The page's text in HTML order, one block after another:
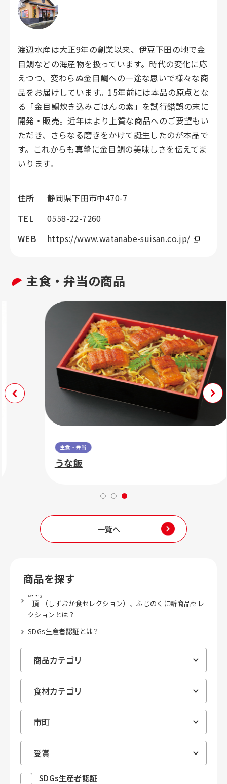
渡辺水産は大正9年の創業以来、伊豆下田の地で金
目鯛などの海産物を扱っています。時代の変化に応
えつつ、変わらぬ金目鯛への一途な思いで様々な商
品をお届けしています。15年前には本品の原点とな
る「金目鯛炊き込みごはんの素」を試行錯誤の末に
開発・販売。近年はより上質な商品へのご要望もい
ただき、さらなる磨きをかけて誕生したのが本品で
す。これからも真摯に金目鯛の美味しさを伝えてま
いります。
住所
静岡県下田市中470-7
TEL
‭0558-22-7260
WEB
https://www.watanabe-suisan.co.jp/
主食・弁当の商品
主食・弁当
うな飯
一覧へ
商品を探す
頂
いただき
（しずおか食セレクション）、ふじのくに新商品セレ
クションとは？
SDGs生産者認証とは？
SDGs生産者認証